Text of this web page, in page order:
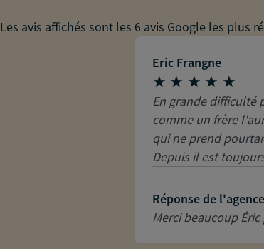
Les avis affichés sont les 6 avis Google les plus
Eric Frangne
En grande difficulté
comme un frère
qui ne prend
Depuis il est
Réponse de l'agence
Merci beaucoup